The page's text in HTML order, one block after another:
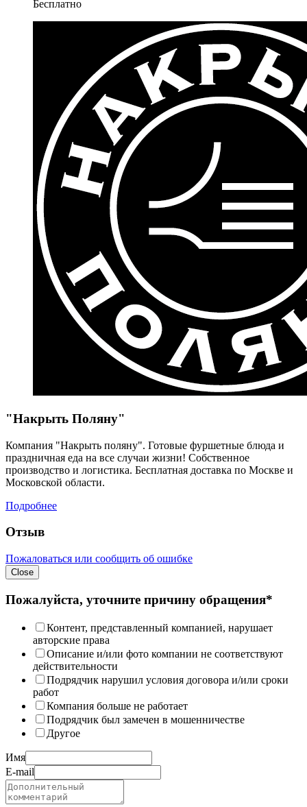
Бесплатно
"Накрыть Поляну"
Компания "Накрыть поляну". Готовые фуршетные блюда и
праздничная еда на все случаи жизни! Собственное
производство и логистика. Бесплатная доставка по Москве и
Московской области.
Подробнее
Отзыв
Пожаловаться или сообщить об ошибке
Close
Пожалуйста, уточните причину обращения*
Контент, представленный компанией, нарушает
авторские права
Описание и/или фото компании не соответствуют
действительности
Подрядчик нарушил условия договора и/или сроки
работ
Компания больше не работает
Подрядчик был замечен в мошенничестве
Другое
Имя
E-mail